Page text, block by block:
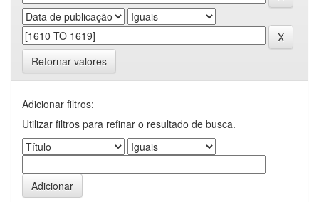
Retornar valores
Adicionar filtros:
Utilizar filtros para refinar o resultado de busca.